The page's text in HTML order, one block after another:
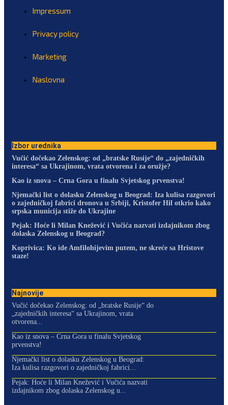
Impressum
Privacy policy
Marketing
Naslovna
Izbor urednika
Vučić dočekao Zelenskog: od „bratske Rusije“ do „zajedničkih
interesa“ sa Ukrajinom, vrata otvorena i za oružje?
Kao iz snova – Crna Gora u finalu Svjetskog prvenstva!
Njemački list o dolasku Zelenskog u Beograd: Iza kulisa razgovori
o zajedničkoj fabrici dronova u Srbiji, Kristofer Hil otkrio kako
srpska municija stiže do Ukrajine
Pejak: Hoće li Milan Knežević i Vučića nazvati izdajnikom zbog
dolaska Zelenskog u Beograd?
Koprivica: Ko ide Amfilohijevim putem, ne skreće sa Hristove
staze!
Najnovije
Vučić dočekao Zelenskog: od „bratske Rusije“ do
„zajedničkih interesa“ sa Ukrajinom, vrata
otvorena...
Kao iz snova – Crna Gora u finalu Svjetskog
prvenstva!
Njemački list o dolasku Zelenskog u Beograd:
Iza kulisa razgovori o zajedničkoj fabrici...
Pejak: Hoće li Milan Knežević i Vučića nazvati
izdajnikom zbog dolaska Zelenskog u...